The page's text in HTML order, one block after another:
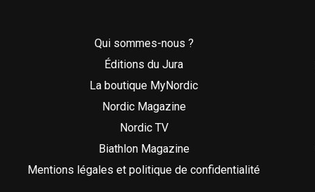
Qui sommes-nous ?
Éditions du Jura
La boutique MyNordic
Nordic Magazine
Nordic TV
Biathlon Magazine
Mentions légales et politique de confidentialité